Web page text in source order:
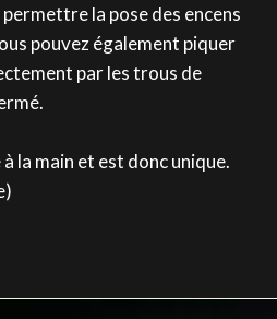
la pose des encens
pouvez également piquer
par les trous de
la main et est donc unique.